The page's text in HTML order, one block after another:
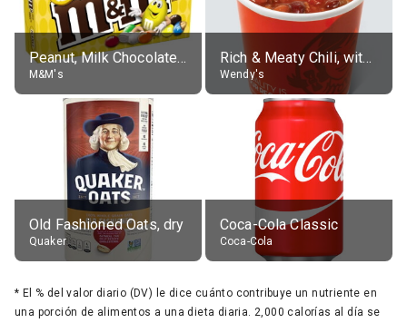
Peanut, Milk Chocolate Candies
M&M's
Rich & Meaty Chili, without toppings, large
Wendy's
Old Fashioned Oats, dry
Quaker
Coca-Cola Classic
Coca-Cola
* El % del valor diario (DV) le dice cuánto contribuye un nutriente en
una porción de alimentos a una dieta diaria. 2,000 calorías al día se